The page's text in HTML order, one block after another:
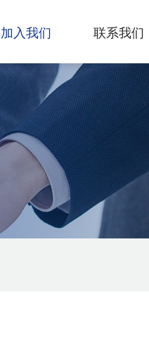
加入我们 联系我们